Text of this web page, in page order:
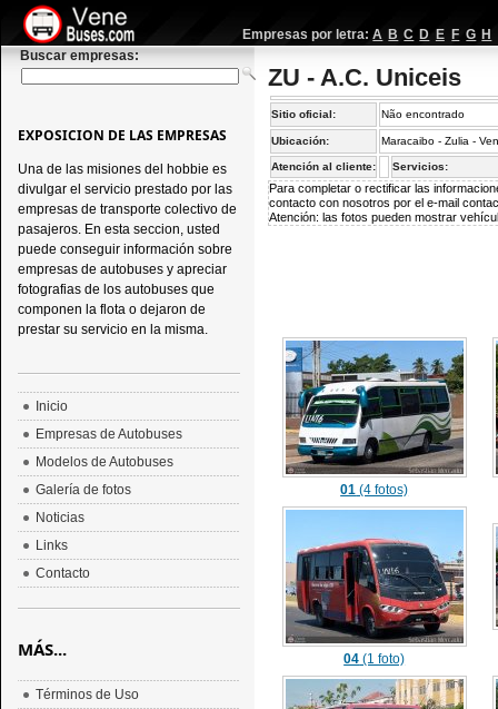
Empresas por letra: A B C D E F G H
Buscar empresas:
ZU - A.C. Uniceis
Sitio oficial: Não encontrado
Ubicación: Maracaibo - Zulia -
Atención al cliente: Servicios:
Para completar o rectificar las
contacto con nosotros por el e-mail
Atención: las fotos pueden mostrar
01 (4 fotos)
04 (1 foto)
EXPOSICION DE LAS EMPRESAS
Una de las misiones del hobbie es
divulgar el servicio prestado por las
empresas de transporte colectivo de
pasajeros. En esta seccion, usted
puede conseguir información sobre
empresas de autobuses y apreciar
fotografias de los autobuses que
componen la flota o dejaron de
prestar su servicio en la misma.
Inicio
Empresas de Autobuses
Modelos de Autobuses
Galería de fotos
Noticias
Links
Contacto
MÁS...
Términos de Uso